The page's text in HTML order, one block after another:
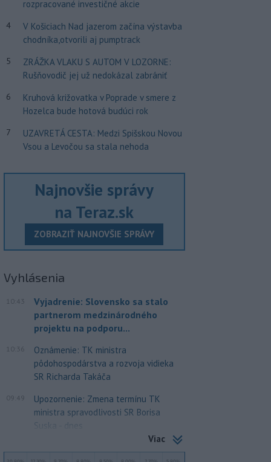
rozpracované investičné akcie
4
V Košiciach Nad jazerom začína výstavba
chodníka,otvorili aj pumptrack
5
ZRÁŽKA VLAKU S AUTOM V LOZORNE:
Rušňovodič jej už nedokázal zabrániť
6
Kruhová križovatka v Poprade v smere z
Hozelca bude hotová budúci rok
7
UZAVRETÁ CESTA: Medzi Spišskou Novou
Vsou a Levočou sa stala nehoda
Najnovšie správy
na Teraz.sk
ZOBRAZIŤ NAJNOVŠIE SPRÁVY
Vyhlásenia
10:43
Vyjadrenie: Slovensko sa stalo
partnerom medzinárodného
projektu na podporu...
10:36
Oznámenie: TK ministra
pôdohospodárstva a rozvoja vidieka
SR Richarda Takáča
09:49
Upozornenie: Zmena termínu TK
ministra spravodlivosti SR Borisa
Suska - dnes
Viac